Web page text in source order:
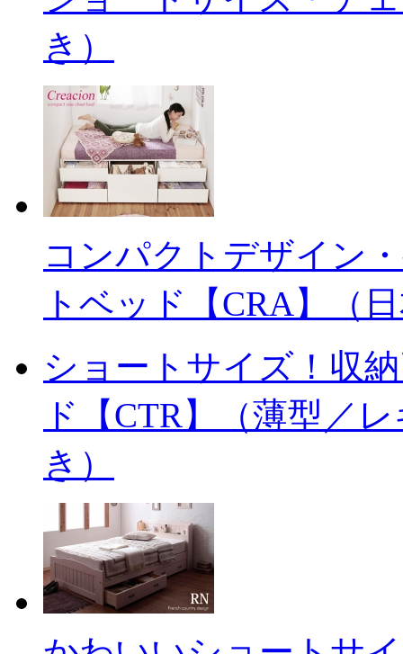
き）
コンパクトデザイン
トベッド【CRA】（
ショートサイズ！収
ド【CTR】（薄型／
き）